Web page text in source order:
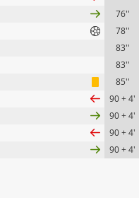
76''
78''
83''
83''
85''
90 + 4'
90 + 4'
90 + 4'
90 + 4'